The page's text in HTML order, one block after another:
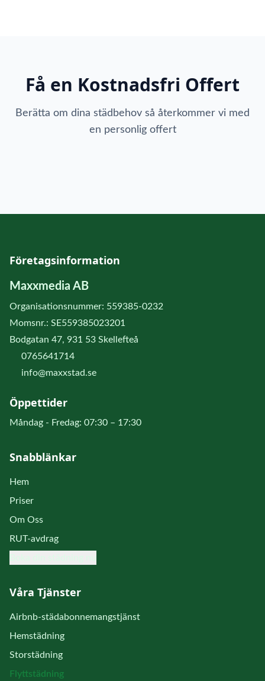
Få en Kostnadsfri Offert
Berätta om dina städbehov så återkommer vi med
en personlig offert
Företagsinformation
Maxxmedia AB
Organisationsnummer: 559385-0232
Momsnr.: SE559385023201
Bodgatan 47, 931 53 Skellefteå
0765641714
info@maxxstad.se
Öppettider
Måndag - Fredag: 07:30 – 17:30
Snabblänkar
Hem
Priser
Om Oss
RUT-avdrag
Våra Tjänster
Airbnb-städabonnemangstjänst
Hemstädning
Storstädning
Flyttstädning